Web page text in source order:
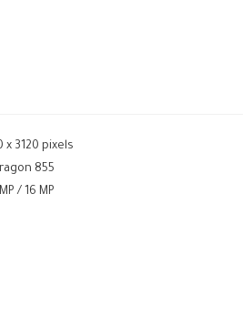
x 3120 pixels
855
/ 16 MP